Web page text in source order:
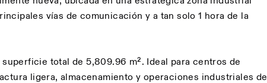
vías de comunicación y a tan solo 1 hora de la
total de 5,809.96 m². Ideal para centros de
ligera, almacenamiento y operaciones industriales de